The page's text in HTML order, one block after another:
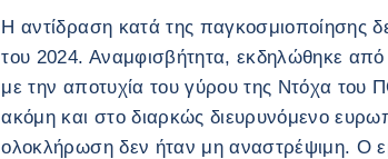
Η αντίδραση κατά της παγκοσμιοποίησης
του 2024. Αναμφισβήτητα, εκδηλώθηκε από
με την αποτυχία του γύρου της Ντόχα του
ακόμη και στο διαρκώς διευρυνόμενο
ολοκλήρωση δεν ήταν μη αναστρέψιμη. Ο